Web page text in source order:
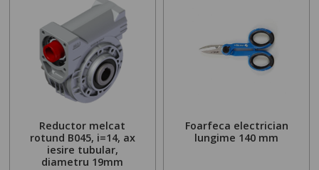
Reductor melcat
rotund B045, i=14, ax
iesire tubular,
diametru 19mm
Foarfeca electrician
lungime 140 mm